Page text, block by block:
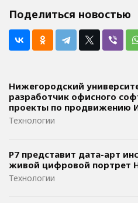
Поделиться новостью
Нижегородский
разработчик офисного
проекты по продвижению
Технологии
Р7 представит дата-арт
живой цифровой портрет
Технологии